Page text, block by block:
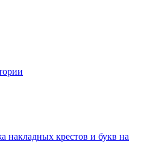
накладных крестов и букв на